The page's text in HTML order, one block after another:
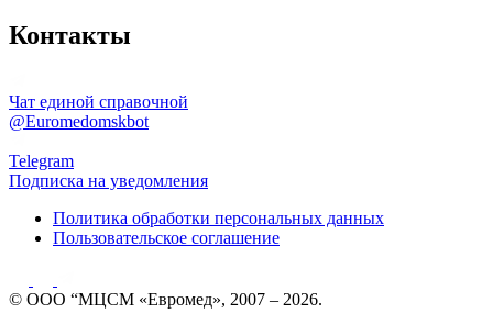
Контакты
Чат единой справочной
@Euromedomskbot
Telegram
Подписка на уведомления
Политика обработки персональных данных
Пользовательское соглашение
© ООО “МЦСМ «Евромед», 2007 – 2026.